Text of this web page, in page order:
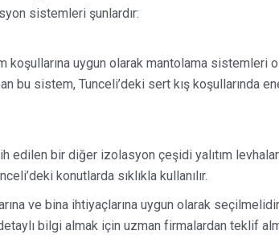
sistemleri şunlardır:
koşullarına uygun olarak mantolama sistemleri
bu sistem, Tunceli’deki sert kış koşullarında
edilen bir diğer izolasyon çeşidi yalıtım
konutlarda sıklıkla kullanılır.
ve bina ihtiyaçlarına uygun olarak
bilgi almak için uzman firmalardan teklif